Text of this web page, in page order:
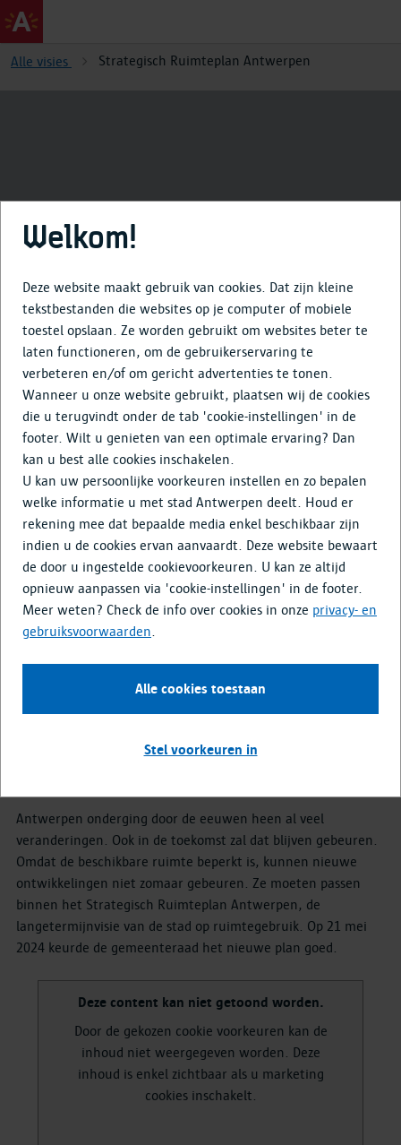
Alle visies Strategisch Ruimteplan Antwerpen
Over
Tijdlijn
Media & Nieuws
Antwerpen onderging door de eeuwen heen al veel
veranderingen. Ook in de toekomst zal dat blijven gebeuren.
Omdat de beschikbare ruimte beperkt is, kunnen nieuwe
ontwikkelingen niet zomaar gebeuren. Ze moeten passen
binnen het Strategisch Ruimteplan Antwerpen, de
langetermijnvisie van de stad op ruimtegebruik. Op 21 mei
2024 keurde de gemeenteraad hetnieuwe plangoed.
structuurplan Borsbeek van kracht.
Een nieuwe toekomstvisie
Antwerpen onderging door de eeuwen heen al veel
veranderingen. Ook in de toekomst zal dat blijven gebeuren.
Omdat de beschikbare ruimte beperkt is, kunnen nieuwe
ontwikkelingen niet zomaar gebeuren. Ze moeten passen
binnen het Strategisch Ruimteplan Antwerpen, de
langetermijnvisie van de stad op ruimtegebruik. Op 21 mei
2024 keurde de gemeenteraad het nieuwe plan goed.
Deze content kan niet getoond worden.
Door de gekozen cookie voorkeuren kan de
inhoud niet weergegeven worden. Deze
inhoud is enkel zichtbaar als u marketing
cookies inschakelt.
Welkom!
Deze website maakt gebruik van cookies. Dat zijn kleine
tekstbestanden die websites op je computer of mobiele
toestel opslaan. Ze worden gebruikt om websites beter te
laten functioneren, om de gebruikerservaring te
verbeteren en/of om gericht advertenties te tonen.
Wanneer u onze website gebruikt, plaatsen wij de cookies
die u terugvindt onder de tab 'cookie-instellingen' in de
footer. Wilt u genieten van een optimale ervaring? Dan
kan u best alle cookies inschakelen.
U kan uw persoonlijke voorkeuren instellen en zo bepalen
welke informatie u met stad Antwerpen deelt. Houd er
rekening mee dat bepaalde media enkel beschikbaar zijn
indien u de cookies ervan aanvaardt. Deze website bewaart
de door u ingestelde cookievoorkeuren. U kan ze altijd
opnieuw aanpassen via 'cookie-instellingen' in de footer.
Meer weten? Check de info over cookies in onze privacy- en
gebruiksvoorwaarden.
Alle cookies toestaan
Stel voorkeuren in